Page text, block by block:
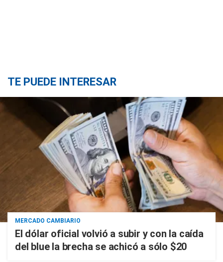
TE PUEDE INTERESAR
MERCADO CAMBIARIO
El dólar oficial volvió a subir y con la caída
del blue la brecha se achicó a sólo $20